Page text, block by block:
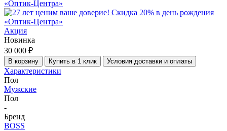
«Оптик-Центра»
Акция
Новинка
30 000 ₽
В корзину Купить в 1 клик Условия доставки и оплаты
Характеристики
Пол
Мужские
Пол
-
Бренд
BOSS